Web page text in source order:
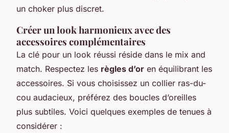
un choker plus discret.
Créer un look harmonieux avec des
accessoires complémentaires
La clé pour un look réussi réside dans le mix and
match. Respectez les règles d’or en équilibrant les
accessoires. Si vous choisissez un collier ras-du-
cou audacieux, préférez des boucles d’oreilles
plus subtiles. Voici quelques exemples de tenues à
considérer :